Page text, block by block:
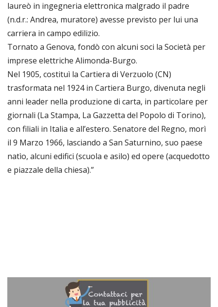
laureò in ingegneria elettronica malgrado il padre
(n.d.r.: Andrea, muratore) avesse previsto per lui una
carriera in campo edilizio.
Tornato a Genova, fondò con alcuni soci la Società per
imprese elettriche Alimonda-Burgo.
Nel 1905, costituì la Cartiera di Verzuolo (CN)
trasformata nel 1924 in Cartiera Burgo, divenuta negli
anni leader nella produzione di carta, in particolare per
giornali (La Stampa, La Gazzetta del Popolo di Torino),
con filiali in Italia e all’estero. Senatore del Regno, morì
il 9 Marzo 1966, lasciando a San Saturnino, suo paese
natìo, alcuni edifici (scuola e asilo) ed opere (acquedotto
e piazzale della chiesa).”